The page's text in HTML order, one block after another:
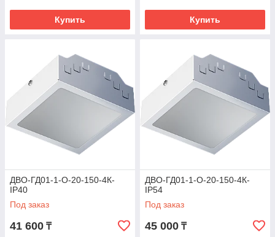
Купить Купить
ДВО-ГД01-1-О-20-150-4К-
IP40
Под заказ
41 600 ₸
ДВО-ГД01-1-О-20-150-4К-
IP54
Под заказ
45 000 ₸